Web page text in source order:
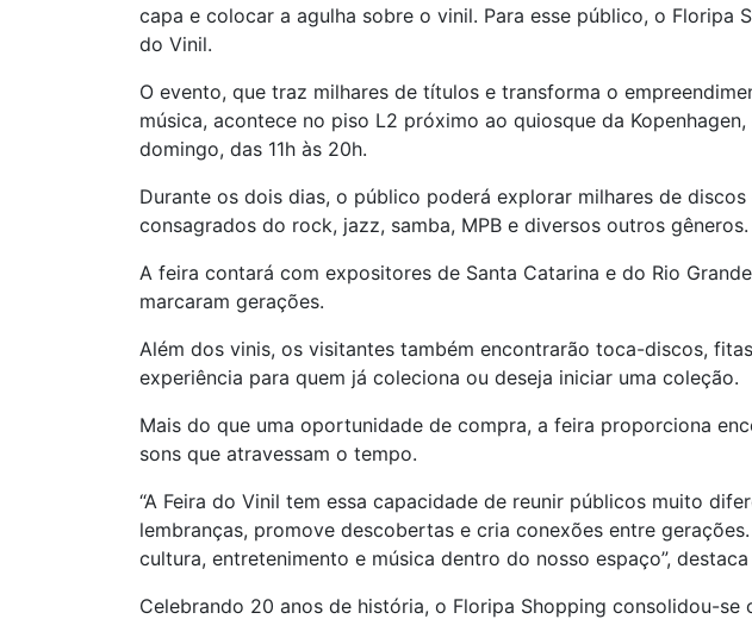
capa e colocar a agulha sobre o vinil. Para esse público, o Floripa
do Vinil.
O evento, que traz milhares de títulos e transforma o
música, acontece no piso L2 próximo ao quiosque da
domingo, das 11h às 20h.
Durante os dois dias, o público poderá explorar milhares de
consagrados do rock, jazz, samba, MPB e diversos outros gêneros.
A feira contará com expositores de Santa Catarina e do Rio
marcaram gerações.
Além dos vinis, os visitantes também encontrarão toca-discos,
experiência para quem já coleciona ou deseja iniciar uma coleção.
Mais do que uma oportunidade de compra, a feira proporciona
sons que atravessam o tempo.
“A Feira do Vinil tem essa capacidade de reunir públicos muito
lembranças, promove descobertas e cria conexões entre
cultura, entretenimento e música dentro do nosso espaço”,
Celebrando 20 anos de história, o Floripa Shopping consolidou-